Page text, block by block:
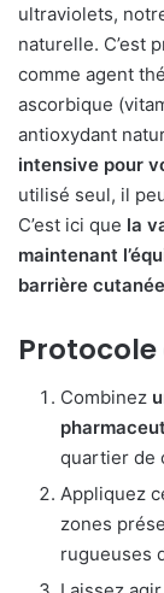
ultraviolets,
naturelle. C’est
comme agent
ascorbique
antioxydant
intensive pour
utilisé seul, il
C’est ici que la
maintenant
barrière cutanée
Combinez
quartier de
Appliquez
zones
rugueuses